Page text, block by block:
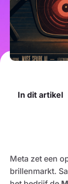
Meta zet een
brillenmarkt.
In dit artikel